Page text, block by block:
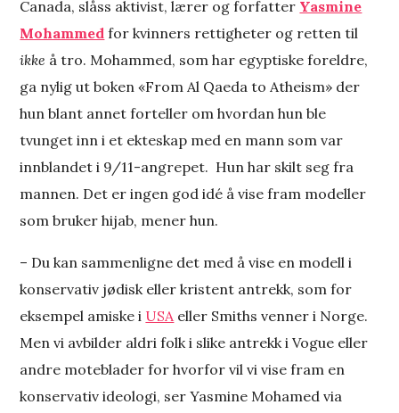
Canada, slåss aktivist, lærer og forfatter Yasmine
Mohammed for kvinners rettigheter og retten til
ikke å tro. Mohammed, som har egyptiske foreldre,
ga nylig ut boken «From Al Qaeda to Atheism» der
hun blant annet forteller om hvordan hun ble
tvunget inn i et ekteskap med en mann som var
innblandet i 9/11-angrepet. Hun har skilt seg fra
mannen. Det er ingen god idé å vise fram modeller
som bruker hijab, mener hun.
– Du kan sammenligne det med å vise en modell i
konservativ jødisk eller kristent antrekk, som for
eksempel amiske i USAeller Smiths venner i Norge.
Men vi avbilder aldri folk i slike antrekk i Vogue eller
andre moteblader for hvorfor vil vi vise fram en
konservativ ideologi, ser Yasmine Mohamed via